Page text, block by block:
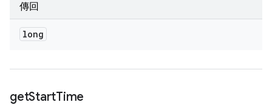
傳回
long
getStartTime